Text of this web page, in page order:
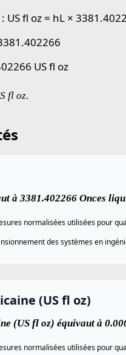
US fl oz = hL ×
US fl oz
fl oz.
à 3381.402266 Onces
normalisées utilisées pour
des systèmes en
(US fl oz)
(US fl oz) équivaut à
normalisées utilisées pour